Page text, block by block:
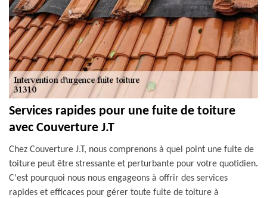
Services rapides pour une fuite de toiture
avec Couverture J.T
Chez Couverture J.T, nous comprenons à quel point une fuite de
toiture peut être stressante et perturbante pour votre quotidien.
C'est pourquoi nous nous engageons à offrir des services
rapides et efficaces pour gérer toute fuite de toiture à